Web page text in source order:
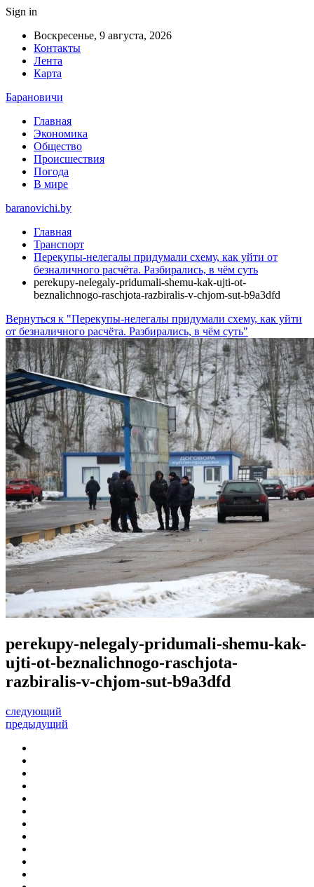
Sign in
Воскресенье, 9 августа, 2026
Контакты
Лента
Карта
Барановичи
Главная
Экономика
Общество
Происшествия
Погода
В мире
baranovichi.by
Главная
Транспорт
Перекупы-нелегалы придумали схему, как уйти от
безналичного расчёта. Разбирались, в чём суть
perekupy-nelegaly-pridumali-shemu-kak-ujti-ot-
beznalichnogo-raschjota-razbiralis-v-chjom-sut-b9a3dfd
Вернуться к "Перекупы-нелегалы придумали схему, как уйти
от безналичного расчёта. Разбирались, в чём суть"
perekupy-nelegaly-pridumali-shemu-kak-
ujti-ot-beznalichnogo-raschjota-
razbiralis-v-chjom-sut-b9a3dfd
следующий
предыдущий